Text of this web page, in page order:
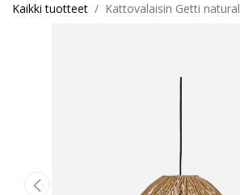
Kaikki tuotteet Kattovalaisin Getti natural